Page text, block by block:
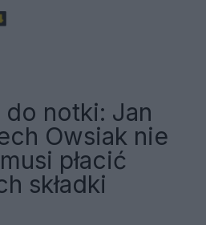
do notki: Jan
Owsiak nie
płacić
składki